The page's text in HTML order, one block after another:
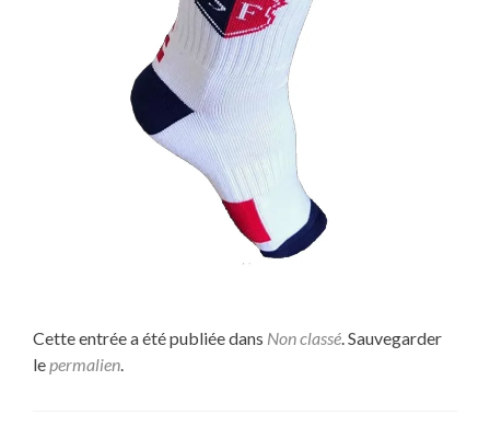
Cette entrée a été publiée dans Non classé. Sauvegarder
lepermalien.